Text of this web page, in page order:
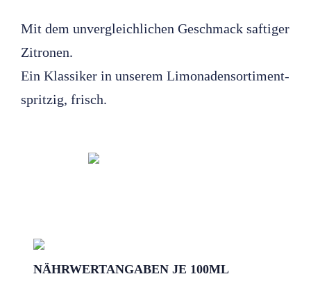
Mit dem unvergleichlichen Geschmack saftiger
Zitronen.
Ein Klassiker in unserem Limonadensortiment-
spritzig, frisch.
NÄHRWERTANGABEN JE 100ML